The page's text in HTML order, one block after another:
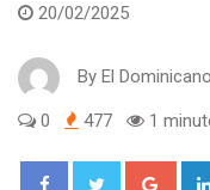
20/02/2025
By El Dominicano
0 477 1